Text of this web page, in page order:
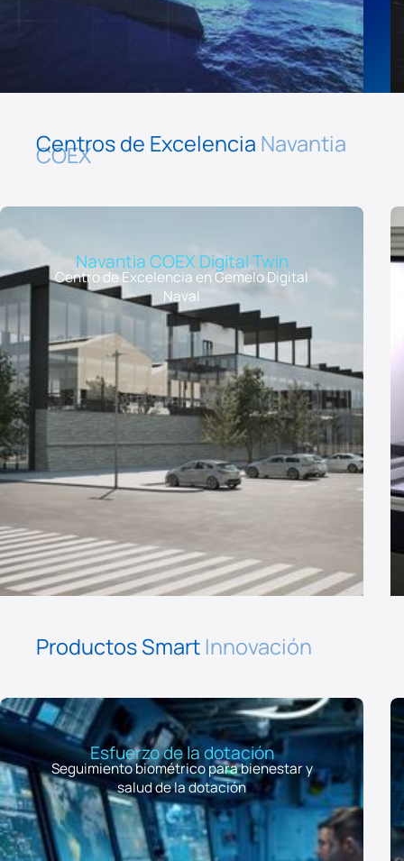
Centros de Excelencia Navantia
COEX
Navantia COEX Digital Twin
Centro de Excelencia en Gemelo Digital
Naval
Productos Smart Innovación
Esfuerzo de la dotación
Seguimiento biométrico para bienestar y
salud de la dotación